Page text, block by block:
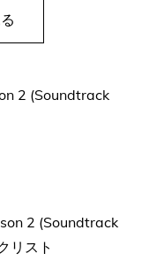
2 (Soundtrack
2 (Soundtrack
リスト